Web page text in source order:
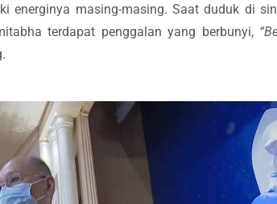
masing-masing. Saat duduk di
terdapat penggalan yang berbunyi,